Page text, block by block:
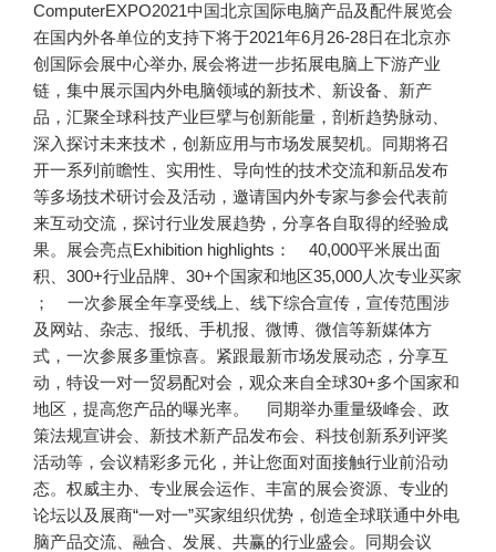
ComputerEXPO2021中国北京国际电脑产品及配件展览会
在国内外各单位的支持下将于2021年6月26-28日在北京亦
创国际会展中心举办, 展会将进一步拓展电脑上下游产业
链，集中展示国内外电脑领域的新技术、新设备、新产
品，汇聚全球科技产业巨擘与创新能量，剖析趋势脉动、
深入探讨未来技术，创新应用与市场发展契机。 同期将召
开一系列前瞻性、实用性、导向性的技术交流和新品发布
等多场技术研讨会及活动，邀请国内外专家与参会代表前
来互动交流，探讨行业发展趋势，分享各自取得的经验成
果。
展会亮点Exhibition highlights：
40,000平米展出面
积、300+行业品牌、30+个国家和地区35,000人次专业买家
；
一次参展全年享受线上、线下综合宣传，宣传范围涉
及网站、杂志、报纸、手机报、微博、微信等新媒体方
式，一次参展多重惊喜。紧跟最新市场发展动态，分享互
动，特设一对一贸易配对会，观众来自全球30+多个国家和
地区，提高您产品的曝光率。
同期举办重量级峰会、政
策法规宣讲会、新技术新产品发布会、科技创新系列评奖
活动等，会议精彩多元化，并让您面对面接触行业前沿动
态。 权威主办、专业展会运作、丰富的展会资源、专业的
论坛以及展商“一对一”买家组织优势，创造全球联通中外电
脑产品交流、融合、发展、共赢的行业盛会。 同期会议